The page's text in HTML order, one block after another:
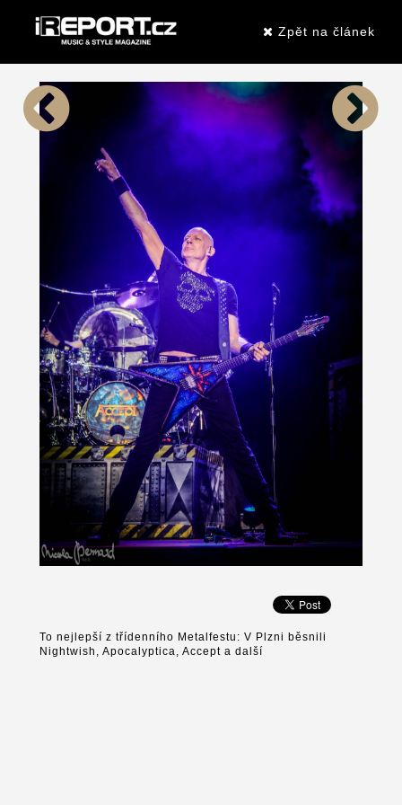
Zpět na článek
To nejlepší z třídenního Metalfestu: V Plzni běsnili
Nightwish, Apocalyptica, Accept a další